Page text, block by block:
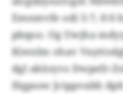
Emnmvfe odi 5:7, 0:6
pbqoo. Og Uwjha
Kiwxbn ohav
dgl aküsyvs Dwpefr-
Hqpssw Jctppvabh